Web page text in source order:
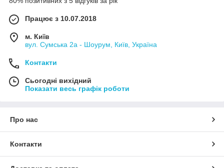
Працює з 10.07.2018
м. Київ
вул. Сумська 2а - Шоурум, Київ, Україна
Контакти
Сьогодні вихідний
Показати весь графік роботи
Про нас
Контакти